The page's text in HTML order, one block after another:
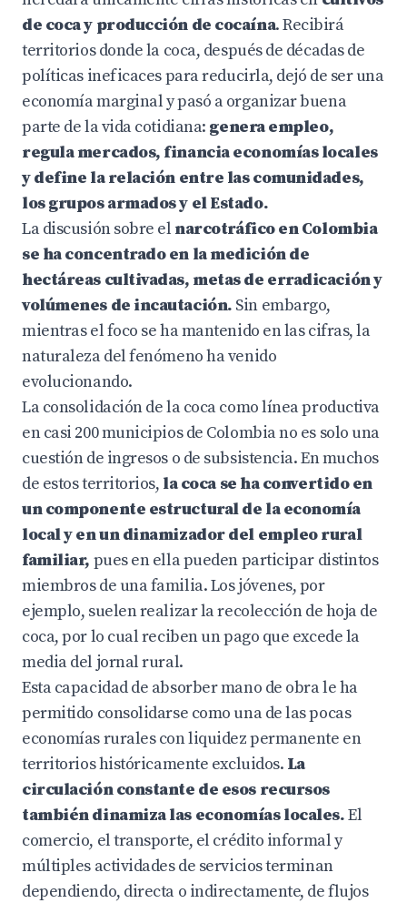
de coca y producción de cocaína. Recibirá
territorios donde la coca, después de décadas de
políticas ineficaces para reducirla, dejó de ser una
economía marginal y pasó a organizar buena
parte de la vida cotidiana: genera empleo,
regula mercados, financia economías locales
y define la relación entre las comunidades,
los grupos armados y el Estado.
La discusión sobre elnarcotráfico en Colombia
se ha concentrado en la medición de
hectáreas cultivadas, metas de erradicación y
volúmenes de incautación. Sin embargo,
mientras el foco se ha mantenido en las cifras, la
naturaleza del fenómeno ha venido
evolucionando.
La consolidación de la coca como línea productiva
en casi 200 municipios de Colombia no es solo una
cuestión de ingresos o de subsistencia. En muchos
de estos territorios, la coca se ha convertido en
un componente estructural de la economía
local y en un dinamizador del empleo rural
familiar, pues en ella pueden participar distintos
miembros de una familia. Los jóvenes, por
ejemplo, suelen realizar la recolección de hoja de
coca, por lo cual reciben un pago que excede la
media del jornal rural.
Esta capacidad de absorber mano de obra le ha
permitido consolidarse como una de las pocas
economías rurales con liquidez permanente en
territorios históricamente excluidos. La
circulación constante de esos recursos
también dinamiza las economías locales.El
comercio, el transporte, el crédito informal y
múltiples actividades de servicios terminan
dependiendo, directa o indirectamente, de flujos